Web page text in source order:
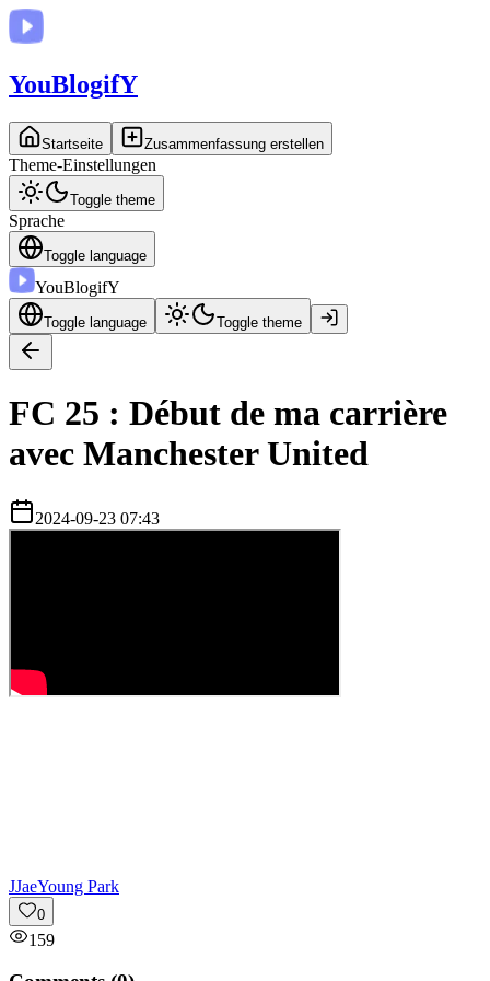
YouBlogifY
Startseite Zusammenfassung erstellen
Theme-Einstellungen
Toggle theme
Sprache
Toggle language
YouBlogifY
Toggle language Toggle theme
FC 25 : Début de ma carrière
avec Manchester United
2024-09-23 07:43
JJaeYoung Park
0
159